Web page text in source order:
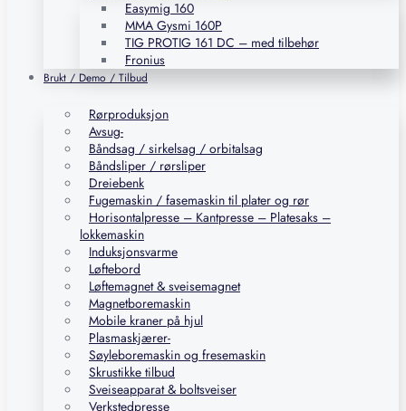
Easymig 160
MMA Gysmi 160P
TIG PROTIG 161 DC – med tilbehør
Fronius
Brukt / Demo / Tilbud
Rørproduksjon
Avsug-
Båndsag / sirkelsag / orbitalsag
Båndsliper / rørsliper
Dreiebenk
Fugemaskin / fasemaskin til plater og rør
Horisontalpresse – Kantpresse – Platesaks –
lokkemaskin
Induksjonsvarme
Løftebord
Løftemagnet & sveisemagnet
Magnetboremaskin
Mobile kraner på hjul
Plasmaskjærer-
Søyleboremaskin og fresemaskin
Skrustikke tilbud
Sveiseapparat & boltsveiser
Verkstedpresse